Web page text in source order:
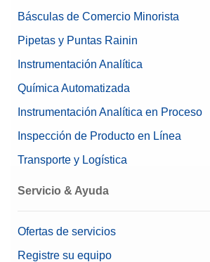
Básculas de Comercio Minorista
Pipetas y Puntas Rainin
Instrumentación Analítica
Química Automatizada
Instrumentación Analítica en Proceso
Inspección de Producto en Línea
Transporte y Logística
Servicio & Ayuda
Ofertas de servicios
Registre su equipo